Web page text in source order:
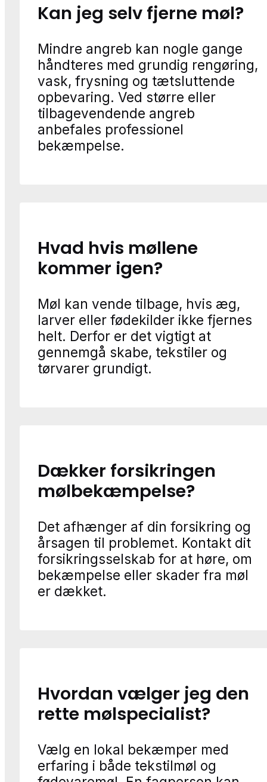
Kan jeg selv fjerne møl?
Mindre angreb kan nogle gange
håndteres med grundig rengøring,
vask, frysning og tætsluttende
opbevaring. Ved større eller
tilbagevendende angreb
anbefales professionel
bekæmpelse.
Hvad hvis møllene
kommer igen?
Møl kan vende tilbage, hvis æg,
larver eller fødekilder ikke fjernes
helt. Derfor er det vigtigt at
gennemgå skabe, tekstiler og
tørvarer grundigt.
Dækker forsikringen
mølbekæmpelse?
Det afhænger af din forsikring og
årsagen til problemet. Kontakt dit
forsikringsselskab for at høre, om
bekæmpelse eller skader fra møl
er dækket.
Hvordan vælger jeg den
rette mølspecialist?
Vælg en lokal bekæmper med
erfaring i både tekstilmøl og